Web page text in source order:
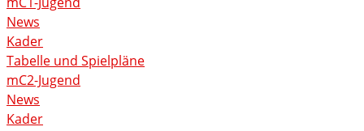
News
Kader
Tabelle und Spielpläne
mC2-Jugend
News
Kader